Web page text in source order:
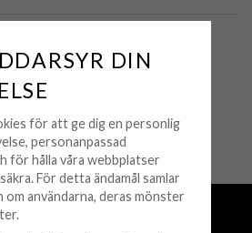
Fri frakt över 500 kr
DIN
för att ge dig en personlig
personanpassad
för hålla våra webbplatser
För detta ändamål samlar
användarna, deras mönster